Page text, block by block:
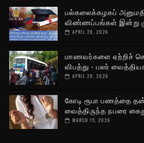
பல்கலைக்கழகப்
விண்ணப்பங்கள் இன்று
APRIL 28, 2026
மாணவர்களை ஏற்றிச்
விபத்து - பலர்
APRIL 28, 2026
கோடி ரூபா பணத்தை
வைத்திருந்த நபரை
MARCH 15, 2026